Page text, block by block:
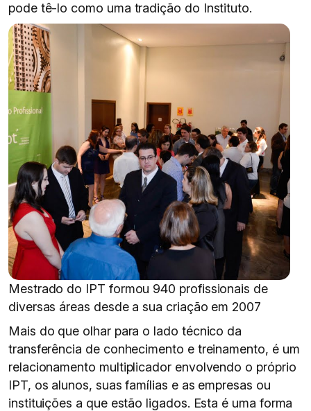
pode tê-lo como uma tradição do Instituto.
Mestrado do IPT formou 940 profissionais de
diversas áreas desde a sua criação em 2007
Mais do que olhar para o lado técnico da
transferência de conhecimento e treinamento, é um
relacionamento multiplicador envolvendo o próprio
IPT, os alunos, suas famílias e as empresas ou
instituições a que estão ligados. Esta é uma forma